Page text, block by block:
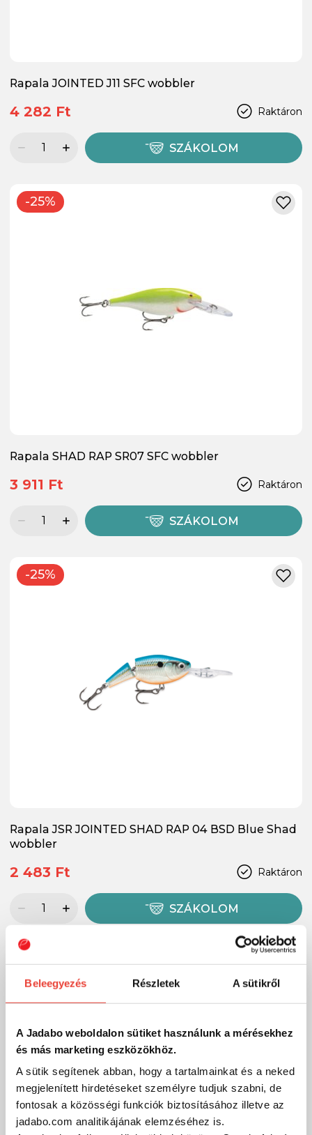
Beleegyezés Részletek A sütikről
A Jadabo weboldalon sütiket használunk a mérésekhez
és más marketing eszközökhöz.
A sütik segítenek abban, hogy a tartalmainkat és a neked
megjelenített hirdetéseket személyre tudjuk szabni, de
fontosak a közösségi funkciók biztosításához illetve az
jadabo.com analitikájának elemzéséhez is.
Rapala JOINTED J11 SFC wobbler
Raktáron
4 282 Ft
SZÁKOLOM
-25%
Rapala SHAD RAP SR07 SFC wobbler
Raktáron
3 911 Ft
SZÁKOLOM
-25%
Rapala JSR JOINTED SHAD RAP 04 BSD Blue Shad
wobbler
Raktáron
2 483 Ft
SZÁKOLOM
-25%